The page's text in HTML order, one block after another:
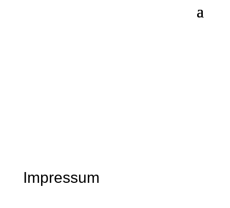
Impressum